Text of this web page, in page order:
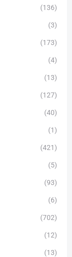
(136)
(3)
(173)
(4)
(13)
(127)
(40)
(1)
(421)
(5)
(93)
(6)
(702)
(12)
(13)